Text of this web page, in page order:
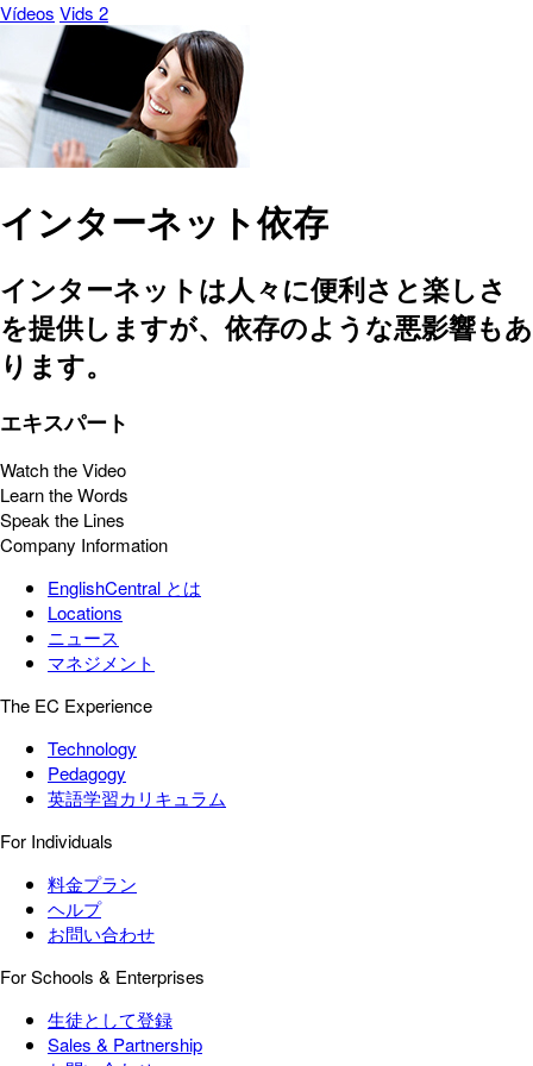
Vídeos Vids 2
インターネット依存
インターネットは人々に便利さと楽しさ
を提供しますが、依存のような悪影響もあ
ります。
エキスパート
Watch the Video
Learn the Words
Speak the Lines
Company Information
EnglishCentral とは
Locations
ニュース
マネジメント
The EC Experience
Technology
Pedagogy
英語学習カリキュラム
For Individuals
料金プラン
ヘルプ
お問い合わせ
For Schools & Enterprises
生徒として登録
Sales & Partnership